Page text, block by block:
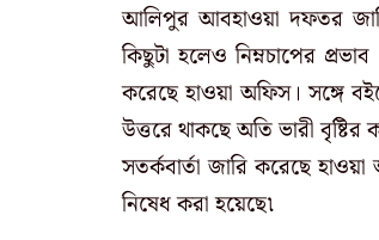
আলিপুর আবহাওয়া দফতর
কিছুটা হলেও নিম্নচাপের
করেছে হাওয়া অফিস। সঙ্গে
উত্তরে থাকছে অতি ভারী
সতর্কবার্তা জারি করেছে
নিষেধ করা হয়েছে৷